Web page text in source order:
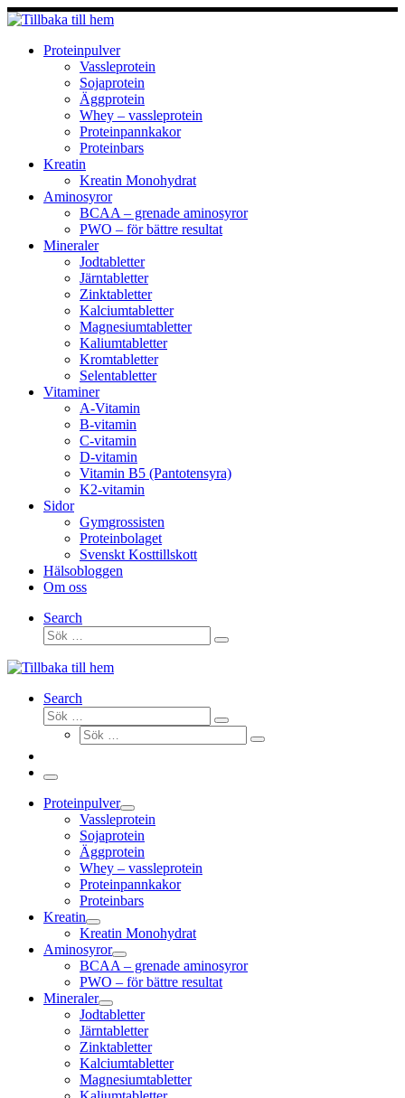
Hoppa
till
innehållProteinpulver
Vassleprotein
Sojaprotein
Äggprotein
Whey – vassleprotein
Proteinpannkakor
Proteinbars
Kreatin
Kreatin Monohydrat
Aminosyror
BCAA – grenade aminosyror
PWO – för bättre resultat
Mineraler
Jodtabletter
Järntabletter
Zinktabletter
Kalciumtabletter
Magnesiumtabletter
Kaliumtabletter
Kromtabletter
Selentabletter
Vitaminer
A-Vitamin
B-vitamin
C-vitamin
D-vitamin
Vitamin B5 (Pantotensyra)
K2-vitamin
Sidor
Gymgrossisten
Proteinbolaget
Svenskt Kosttillskott
Hälsobloggen
Om oss
Search
Sök
Sök
Search
Sök
Sök
Sök
Sök
Meny
Proteinpulver
Vassleprotein
Sojaprotein
Äggprotein
Whey – vassleprotein
Proteinpannkakor
Proteinbars
Kreatin
Kreatin Monohydrat
Aminosyror
BCAA – grenade aminosyror
PWO – för bättre resultat
Mineraler
Jodtabletter
Järntabletter
Zinktabletter
Kalciumtabletter
Magnesiumtabletter